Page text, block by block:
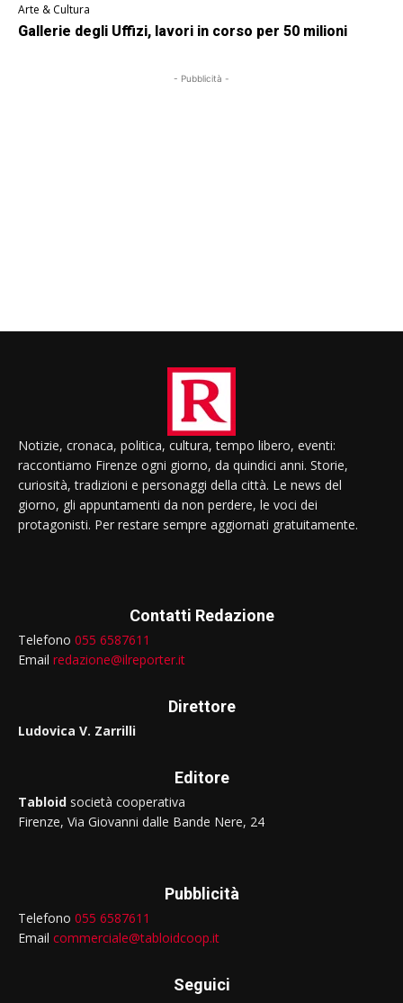
Arte & Cultura
Gallerie degli Uffizi, lavori in corso per 50 milioni
- Pubblicità -
Notizie, cronaca, politica, cultura, tempo libero, eventi:
raccontiamo Firenze ogni giorno, da quindici anni. Storie,
curiosità, tradizioni e personaggi della città. Le news del
giorno, gli appuntamenti da non perdere, le voci dei
protagonisti. Per restare sempre aggiornati gratuitamente.
Contatti Redazione
Telefono 055 6587611
Email redazione@ilreporter.it
Direttore
Ludovica V. Zarrilli
Editore
Tabloid società cooperativa
Firenze, Via Giovanni dalle Bande Nere, 24
Pubblicità
Telefono 055 6587611
Email commerciale@tabloidcoop.it
Seguici